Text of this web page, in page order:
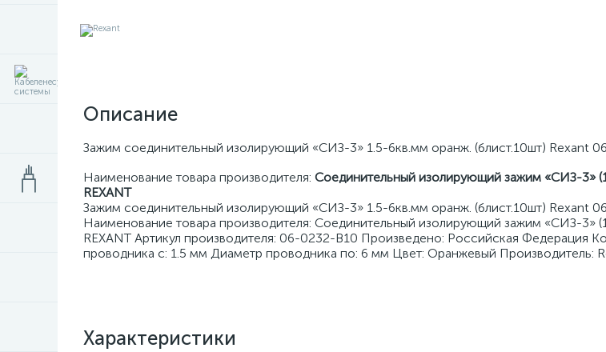
Описание
Зажим соединительный изолирующий «СИЗ-3» 1.5-6кв.мм оранж. (блист.10шт) Rexant
Наименование товара производителя: Соединительный изолирующий зажим «СИЗ-3»
REXANT
Зажим соединительный изолирующий «СИЗ-3» 1.5-6кв.мм оранж. (блист.10шт) Rexant
Наименование товара производителя: Соединительный изолирующий зажим «СИЗ-3»
REXANT Артикул производителя: 06-0232-B10 Произведено: Российская Федерация
проводника с: 1.5 мм Диаметр проводника по: 6 мм Цвет: Оранжевый Производитель:
Характеристики